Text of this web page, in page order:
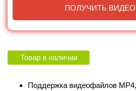
ПОЛУЧИТЬ
Товар в наличии
Поддержка видеофайлов